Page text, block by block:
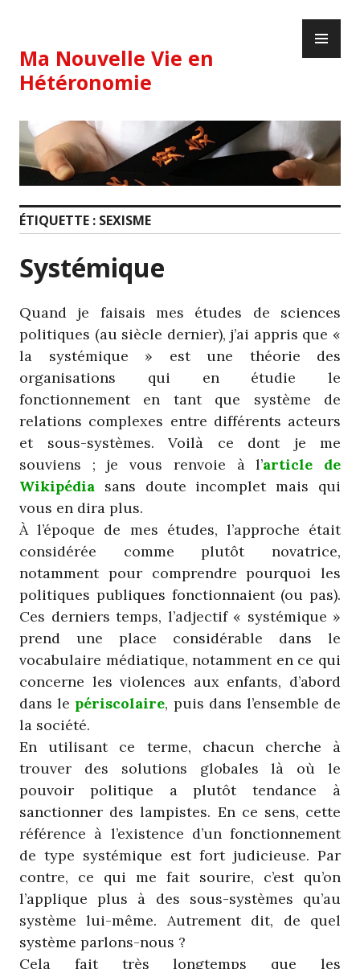
content
Ma Nouvelle Vie en
Hétéronomie
ÉTIQUETTE : SEXISME
Systémique
Quand je faisais mes études de sciences
politiques (au siècle dernier), j’ai appris que «
la systémique » est une théorie des
organisations qui en étudie le
fonctionnement en tant que système de
relations complexes entre différents acteurs
et sous-systèmes. Voilà ce dont je me
souviens ; je vous renvoie à l’article de
Wikipédia sans doute incomplet mais qui
vous en dira plus.
À l’époque de mes études, l’approche était
considérée comme plutôt novatrice,
notamment pour comprendre pourquoi les
politiques publiques fonctionnaient (ou pas).
Ces derniers temps, l’adjectif « systémique »
prend une place considérable dans le
vocabulaire médiatique, notamment en ce qui
concerne les violences aux enfants, d’abord
dans le périscolaire, puis dans l’ensemble de
la société.
En utilisant ce terme, chacun cherche à
trouver des solutions globales là où le
pouvoir politique a plutôt tendance à
sanctionner des lampistes. En ce sens, cette
référence à l’existence d’un fonctionnement
de type systémique est fort judicieuse. Par
contre, ce qui me fait sourire, c’est qu’on
l’applique plus à des sous-systèmes qu’au
système lui-même. Autrement dit, de quel
système parlons-nous ?
Cela fait très longtemps que les